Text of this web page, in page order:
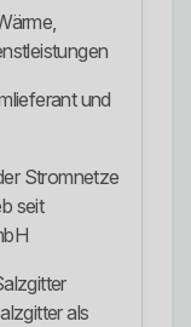
und
Stromnetze
seit
als